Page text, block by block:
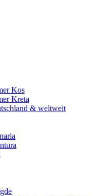
Kos
Kreta
& weltweit